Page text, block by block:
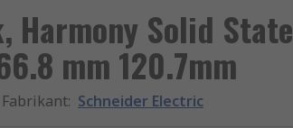
Harmony Solid State
mm 120.7mm
Fabrikant: Schneider Electric